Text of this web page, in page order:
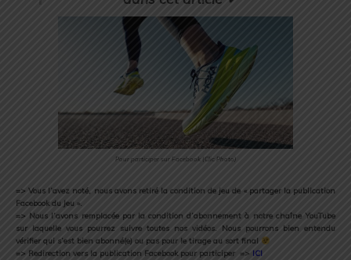
Pour participer sur Facebook (Clic Photo)
=> Vous l’avez noté, nous avons retiré la condition de jeu de « partager la publication
Facebook du Jeu ».
=> Nous l’avons remplacée par la condition d’abonnement à notre chaîne YouTube
sur laquelle vous pourrez suivre toutes nos vidéos. Nous pourrons bien entendu
vérifier qui s’est bien abonné(e) ou pas pour le tirage au sort final
=> Redirection vers la publication Facebook pour participer => ICI